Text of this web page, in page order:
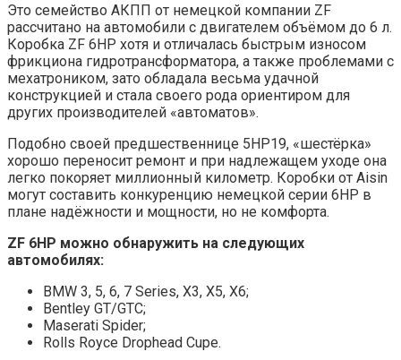
Это семейство АКПП от немецкой компании ZF
рассчитано на автомобили с двигателем объёмом до 6 л.
Коробка ZF 6HP хотя и отличалась быстрым износом
фрикциона гидротрансформатора, а также проблемами с
мехатроником, зато обладала весьма удачной
конструкцией и стала своего рода ориентиром для
других производителей «автоматов».
Подобно своей предшественнице 5HP19, «шестёрка»
хорошо переносит ремонт и при надлежащем уходе она
легко покоряет миллионный километр. Коробки от Aisin
могут составить конкуренцию немецкой серии 6HP в
плане надёжности и мощности, но не комфорта.
ZF 6HP можно обнаружить на следующих
автомобилях:
BMW 3, 5, 6, 7 Series, X3, X5, X6;
Bentley GT/GTC;
Maserati Spider;
Rolls Royce Drophead Cupe.